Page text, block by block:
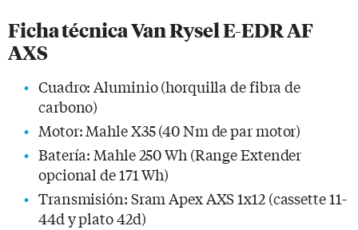
Ficha técnica Van Rysel E-EDR AF
AXS
Cuadro: Aluminio (horquilla de fibra de
carbono)
Motor: Mahle X35 (40 Nm de par motor)
Batería: Mahle 250 Wh (Range Extender
opcional de 171 Wh)
Transmisión: Sram Apex AXS 1x12 (cassette 11-
44d y plato 42d)